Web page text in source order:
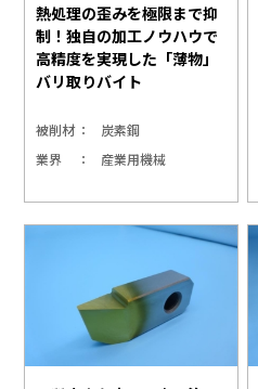
熱処理の歪みを極限まで抑
制！独自の加工ノウハウで
高精度を実現した「薄物」
バリ取りバイト
被削材
炭素鋼
業界
産業用機械